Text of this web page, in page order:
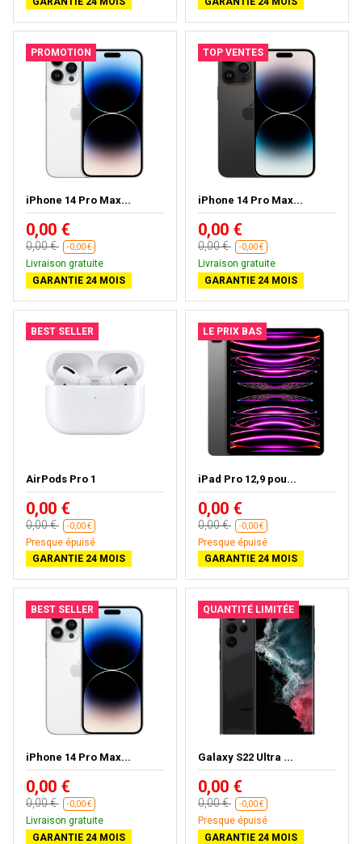
PROMOTION
iPhone 14 Pro Max...
0,00 €
0,00 € -0,00 €
Livraison gratuite
GARANTIE 24 MOIS
TOP VENTES
iPhone 14 Pro Max...
0,00 €
0,00 € -0,00 €
Livraison gratuite
GARANTIE 24 MOIS
BEST SELLER
AirPods Pro 1
0,00 €
0,00 € -0,00 €
Presque épuisé
GARANTIE 24 MOIS
LE PRIX BAS
iPad Pro 12,9 pou...
0,00 €
0,00 € -0,00 €
Presque épuisé
GARANTIE 24 MOIS
BEST SELLER
iPhone 14 Pro Max...
0,00 €
0,00 € -0,00 €
Livraison gratuite
GARANTIE 24 MOIS
QUANTITÉ LIMITÉE
Galaxy S22 Ultra ...
0,00 €
0,00 € -0,00 €
Presque épuisé
GARANTIE 24 MOIS